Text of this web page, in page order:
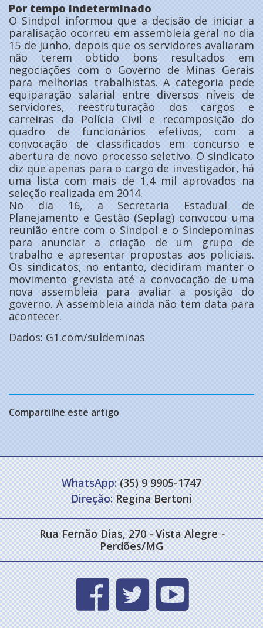
Por tempo indeterminado
O Sindpol informou que a decisão de iniciar a
paralisação ocorreu em assembleia geral no dia
15 de junho, depois que os servidores avaliaram
não terem obtido bons resultados em
negociações com o Governo de Minas Gerais
para melhorias trabalhistas. A categoria pede
equiparação salarial entre diversos níveis de
servidores, reestruturação dos cargos e
carreiras da Polícia Civil e recomposição do
quadro de funcionários efetivos, com a
convocação de classificados em concurso e
abertura de novo processo seletivo. O sindicato
diz que apenas para o cargo de investigador, há
uma lista com mais de 1,4 mil aprovados na
seleção realizada em 2014.
No dia 16, a Secretaria Estadual de
Planejamento e Gestão (Seplag) convocou uma
reunião entre com o Sindpol e o Sindepominas
para anunciar a criação de um grupo de
trabalho e apresentar propostas aos policiais.
Os sindicatos, no entanto, decidiram manter o
movimento grevista até a convocação de uma
nova assembleia para avaliar a posição do
governo. A assembleia ainda não tem data para
acontecer.
Dados: G1.com/suldeminas
Compartilhe este artigo
WhatsApp:(35) 9 9905-1747
Direção:Regina Bertoni
Rua Fernão Dias, 270- Vista Alegre-
Perdões/MG